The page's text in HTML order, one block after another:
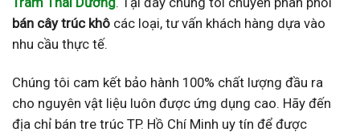
bán cây trúc khô các loại, tư vấn khách hàng dựa vào
nhu cầu thực tế.
Chúng tôi cam kết bảo hành 100% chất lượng đầu ra
cho nguyên vật liệu luôn được ứng dụng cao. Hãy đến
địa chỉ bán tre trúc TP. Hồ Chí Minh uy tín để được